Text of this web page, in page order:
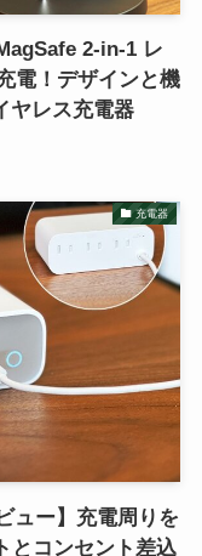
2-in-1 レ
電！デザインと機
ヤレス充電器
充電器
ュー】充電周りを
とコンセント差込